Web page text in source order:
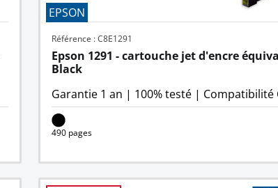
EPSON
Référence : C8E1291
Epson 1291 - cartouche jet d'encre
Black
Garantie 1 an | 100% testé | Compatibilité
490 pages